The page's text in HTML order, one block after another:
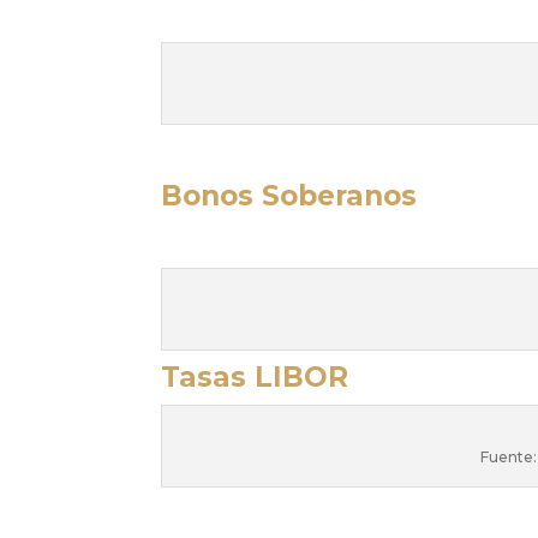
Bonos Soberanos
Tasas LIBOR